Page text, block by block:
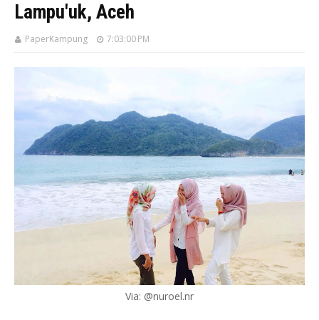
Lampu'uk, Aceh
PaperKampung 7:03:00 PM
Via: @nuroel.nr